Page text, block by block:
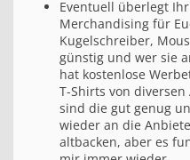
Eventuell überlegt
Merchandising für
Kugelschreiber,
günstig und wer sie
hat kostenlose
T-Shirts von
sind die gut genug
wieder an die
altbacken, aber es